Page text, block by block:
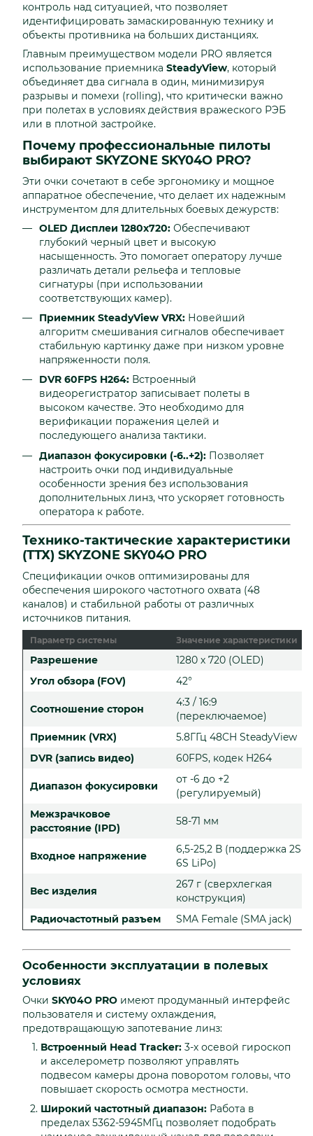
контроль над ситуацией, что позволяет
идентифицировать замаскированную технику и
объекты противника на больших дистанциях.
Главным преимуществом модели PRO является
использование приемника SteadyView, который
объединяет два сигнала в один, минимизируя
разрывы и помехи (rolling), что критически важно
при полетах в условиях действия вражеского РЭБ
или в плотной застройке.
Почему профессиональные пилоты
выбирают SKYZONE SKY04O PRO?
Эти очки сочетают в себе эргономику и мощное
аппаратное обеспечение, что делает их надежным
инструментом для длительных боевых дежурств:
OLED Дисплеи 1280x720: Обеспечивают
глубокий черный цвет и высокую
насыщенность. Это помогает оператору лучше
различать детали рельефа и тепловые
сигнатуры (при использовании
соответствующих камер).
Приемник SteadyView VRX: Новейший
алгоритм смешивания сигналов обеспечивает
стабильную картинку даже при низком уровне
напряженности поля.
DVR 60FPS H264: Встроенный
видеорегистратор записывает полеты в
высоком качестве. Это необходимо для
верификации поражения целей и
последующего анализа тактики.
Диапазон фокусировки (-6..+2): Позволяет
настроить очки под индивидуальные
особенности зрения без использования
дополнительных линз, что ускоряет готовность
оператора к работе.
Технико-тактические характеристики
(ТТХ) SKYZONE SKY04O PRO
Спецификации очков оптимизированы для
обеспечения широкого частотного охвата (48
каналов) и стабильной работы от различных
источников питания.
Параметр системы Значение характеристики
Разрешение
1280 х 720 (OLED)
Угол обзора (FOV)
42°
Соотношение сторон
4:3 / 16:9
(переключаемое)
Приемник (VRX)
5.8ГГц 48CH SteadyView
DVR (запись видео)
60FPS, кодек H264
Диапазон фокусировки
от -6 до +2
(регулируемый)
Межзрачковое
расстояние (IPD)
58-71 мм
Входное напряжение
6,5-25,2 В (поддержка 2S-
6S LiPo)
Вес изделия
267 г (сверхлегкая
конструкция)
Радиочастотный разъем
SMA Female (SMA jack)
Особенности эксплуатации в полевых
условиях
Очки SKY04O PRO имеют продуманный интерфейс
пользователя и систему охлаждения,
предотвращающую запотевание линз:
Встроенный Head Tracker: 3-х осевой гироскоп
и акселерометр позволяют управлять
подвесом камеры дрона поворотом головы, что
повышает скорость осмотра местности.
Широкий частотный диапазон: Работа в
пределах 5362-5945МГц позволяет подобрать